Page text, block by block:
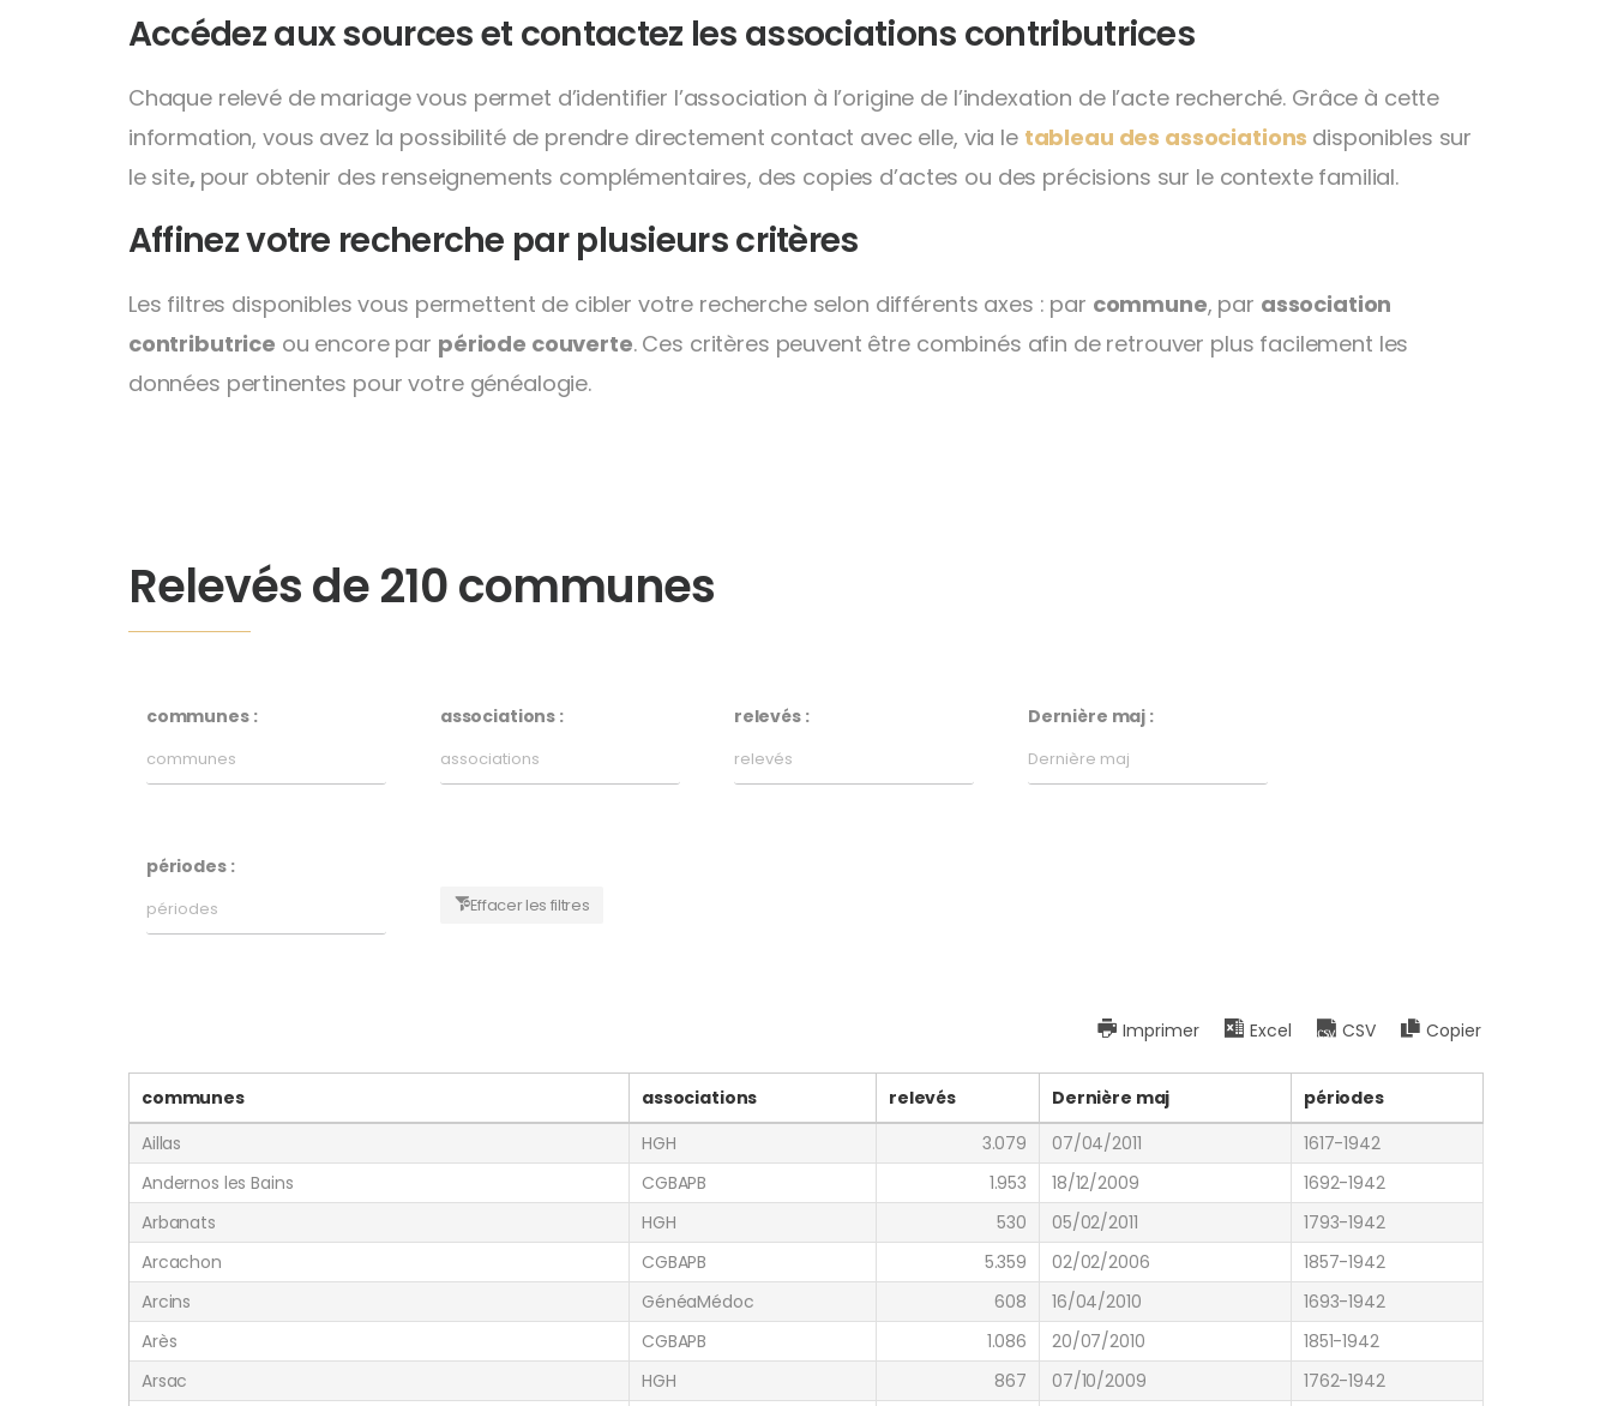
Accédez aux sources et contactez les associations contributrices
Chaque relevé de mariage vous permet d’identifier l’association à l’origine de l’indexation de l’acte recherché. Grâce à cette
information, vous avez la possibilité de prendre directement contact avec elle, via le tableau des associations disponibles sur
le site, pour obtenir des renseignements complémentaires, des copies d’actes ou des précisions sur le contexte familial.
Affinez votre recherche par plusieurs critères
Les filtres disponibles vous permettent de cibler votre recherche selon différents axes : par commune, par association
contributrice ou encore par période couverte. Ces critères peuvent être combinés afin de retrouver plus facilement les
données pertinentes pour votre généalogie.
Relevés de 210 communes
communes : associations : relevés : Dernière maj :
périodes :
Effacer les filtres
Imprimer Excel CSV Copier
communes associations relevés Dernière maj
périodes
Aillas
HGH 3.079 07/04/2011
1617-1942
Andernos les Bains
CGBAPB 1.953 18/12/2009
1692-1942
Arbanats
HGH 530 05/02/2011
1793-1942
Arcachon
CGBAPB 5.359 02/02/2006
1857-1942
Arcins
GénéaMédoc 608 16/04/2010
1693-1942
Arès
CGBAPB 1.086 20/07/2010
1851-1942
Arsac
HGH 867 07/10/2009
1762-1942